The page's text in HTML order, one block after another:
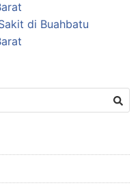
di Buahbatu